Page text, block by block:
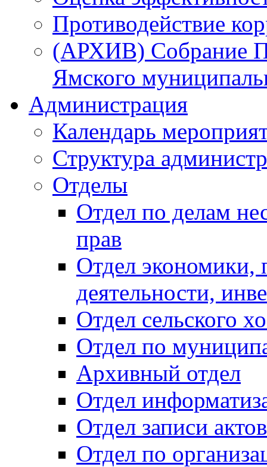
Противодействие
(АРХИВ) Собрание
Ямского
Администрация
Календарь
Структура
Отделы
Отдел по делам
прав
Отдел экономики,
деятельности,
Отдел сельского
Отдел по
Архивный отдел
Отдел
Отдел записи
Отдел по